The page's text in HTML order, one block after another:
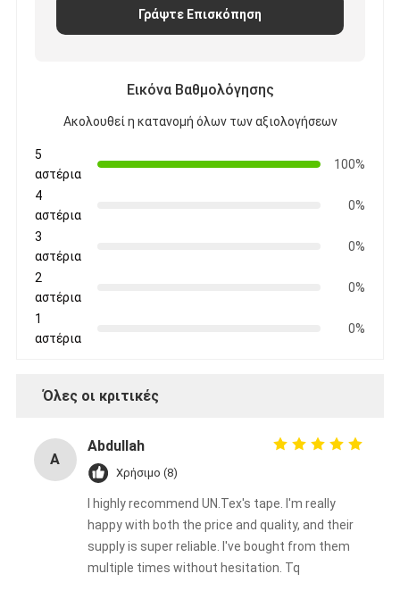
Γράψτε Επισκόπηση
Εικόνα Βαθμολόγησης
Ακολουθεί η κατανομή όλων των αξιολογήσεων
5
αστέρια
100%
4
αστέρια
0%
3
αστέρια
0%
2
αστέρια
0%
1
αστέρια
0%
Όλες οι κριτικές
A
Abdullah
Χρήσιμο (8)
I highly recommend UN.Tex's tape. I'm really
happy with both the price and quality, and their
supply is super reliable. I've bought from them
multiple times without hesitation. Tq